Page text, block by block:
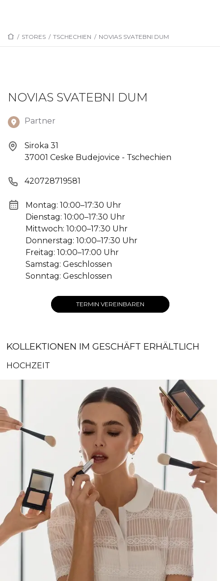
/ STORES / TSCHECHIEN / NOVIAS SVATEBNI DUM
NOVIAS SVATEBNI DUM
Partner
Siroka 31
37001 Ceske Budejovice - Tschechien
420728719581
Montag: 10:00–17:30 Uhr
Dienstag: 10:00–17:30 Uhr
Mittwoch: 10:00–17:30 Uhr
Donnerstag: 10:00–17:30 Uhr
Freitag: 10:00–17:00 Uhr
Samstag: Geschlossen
Sonntag: Geschlossen
TERMIN VEREINBAREN
KOLLEKTIONEN IM GESCHÄFT ERHÄLTLICH
HOCHZEIT